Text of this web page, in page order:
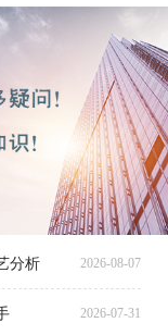
分析 2026-08-07
2026-07-31